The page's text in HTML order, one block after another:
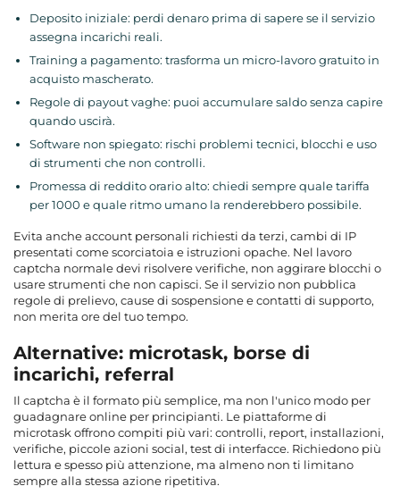
Deposito iniziale: perdi denaro prima di sapere se il servizio
assegna incarichi reali.
Training a pagamento: trasforma un micro-lavoro gratuito in
acquisto mascherato.
Regole di payout vaghe: puoi accumulare saldo senza capire
quando uscirà.
Software non spiegato: rischi problemi tecnici, blocchi e uso
di strumenti che non controlli.
Promessa di reddito orario alto: chiedi sempre quale tariffa
per 1000 e quale ritmo umano la renderebbero possibile.
Evita anche account personali richiesti da terzi, cambi di IP
presentati come scorciatoia e istruzioni opache. Nel lavoro
captcha normale devi risolvere verifiche, non aggirare blocchi o
usare strumenti che non capisci. Se il servizio non pubblica
regole di prelievo, cause di sospensione e contatti di supporto,
non merita ore del tuo tempo.
Alternative: microtask, borse di
incarichi, referral
Il captcha è il formato più semplice, ma non l'unico modo per
guadagnare online per principianti. Le piattaforme di
microtaskoffrono compiti più vari: controlli, report, installazioni,
verifiche, piccole azioni social, test di interfacce. Richiedono più
lettura e spesso più attenzione, ma almeno non ti limitano
sempre alla stessa azione ripetitiva.